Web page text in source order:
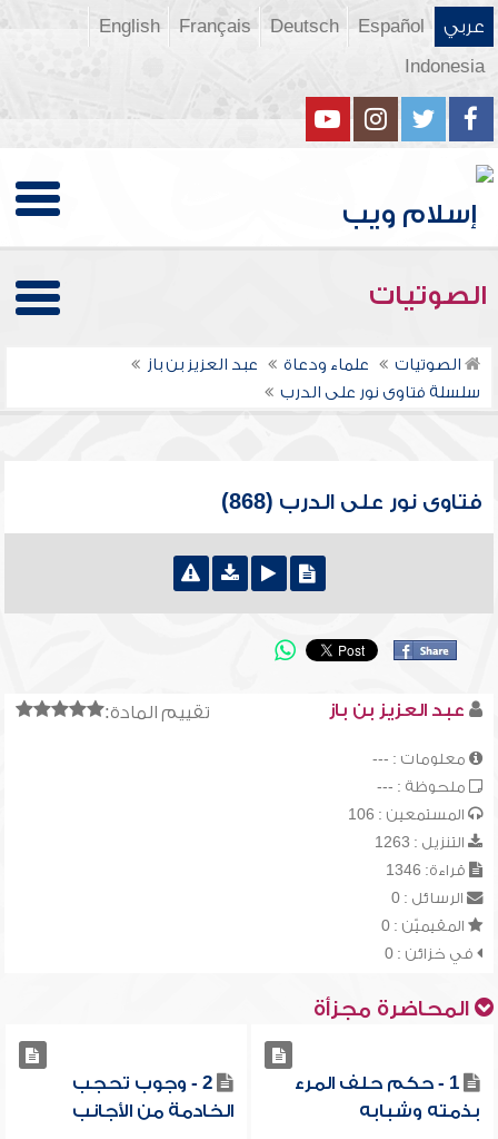
عربي Español
Deutsch
Français
English
Indonesia
الصوتيات
الصوتيات علماء ودعاة
عبد العزيز بن باز
سلسلة فتاوى نور على الدرب
فتاوى نور على الدرب (868)
تقييم المادة: عبد العزيز بن باز
معلومات : ---
ملحوظة : ---
المستمعين : 106
التنزيل : 1263
قراءة: 1346
الرسائل : 0
المقيميّن : 0
في خزائن : 0
المحاضرة مجزأة
1 - حكم حلف المرء
بذمته وشبابه
2 - وجوب تحجب
الخادمة من الأجانب